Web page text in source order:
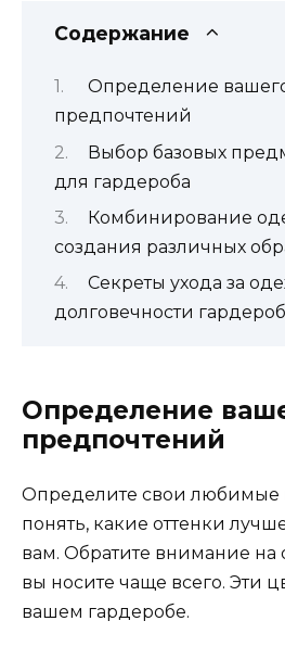
Содержание
Определение
предпочтений
Выбор базовых
для гардероба
Комбинирование
создания различных
Секреты ухода за
долговечности
Определение
предпочтений
Определите свои любимые
понять, какие оттенки
вам. Обратите внимание на
вы носите чаще всего. Эти
вашем гардеробе.